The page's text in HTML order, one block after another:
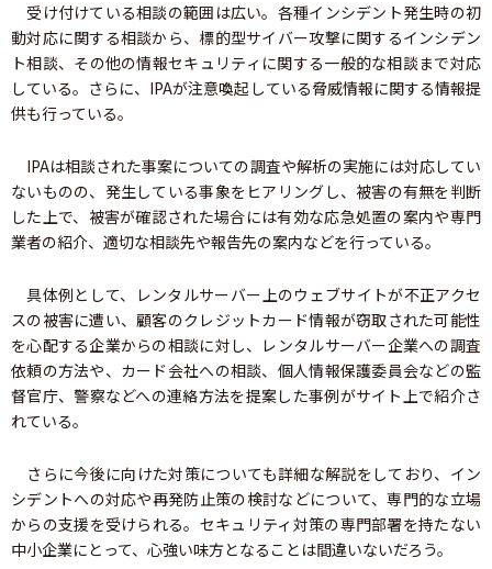
受け付けている相談の範囲は広い。各種インシデント発生時の初
動対応に関する相談から、標的型サイバー攻撃に関するインシデン
ト相談、その他の情報セキュリティに関する一般的な相談まで対応
している。さらに、IPAが注意喚起している脅威情報に関する情報提
供も行っている。
IPAは相談された事案についての調査や解析の実施には対応してい
ないものの、発生している事象をヒアリングし、被害の有無を判断
した上で、被害が確認された場合には有効な応急処置の案内や専門
業者の紹介、適切な相談先や報告先の案内などを行っている。
具体例として、レンタルサーバー上のウェブサイトが不正アクセ
スの被害に遭い、顧客のクレジットカード情報が窃取された可能性
を心配する企業からの相談に対し、レンタルサーバー企業への調査
依頼の方法や、カード会社への相談、個人情報保護委員会などの監
督官庁、警察などへの連絡方法を提案した事例がサイト上で紹介さ
れている。
さらに今後に向けた対策についても詳細な解説をしており、イン
シデントへの対応や再発防止策の検討などについて、専門的な立場
からの支援を受けられる。セキュリティ対策の専門部署を持たない
中小企業にとって、心強い味方となることは間違いないだろう。